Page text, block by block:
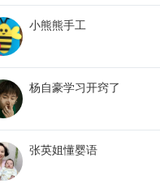
小熊熊手工
杨自豪学习开窍了
张英姐懂婴语